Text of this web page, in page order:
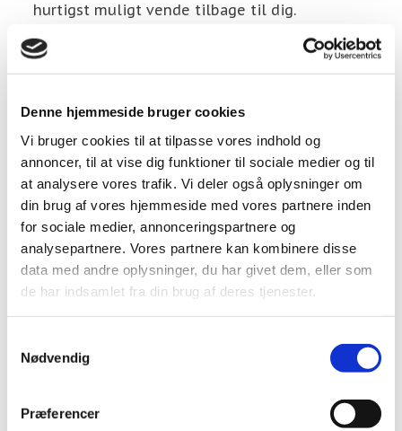
Denne hjemmeside bruger cookies
Vi bruger cookies til at tilpasse vores indhold og
annoncer, til at vise dig funktioner til sociale medier og til
at analysere vores trafik. Vi deler også oplysninger om
din brug af vores hjemmeside med vores partnere inden
for sociale medier, annonceringspartnere og
analysepartnere. Vores partnere kan kombinere disse
data med andre oplysninger, du har givet dem, eller som
de har indsamlet fra din brug af deres tjenester.
Nødvendig
Præferencer
hurtigst muligt vende tilbage til dig.